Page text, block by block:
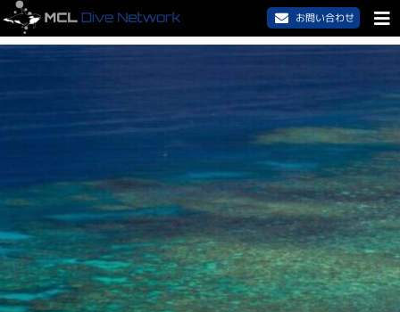
お問い合わせ